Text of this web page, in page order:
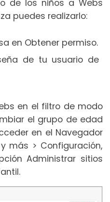
de los niños a Webs
puedes realizarlo:
en Obtener permiso.
de tu usuario de
en el filtro de modo
el grupo de edad
en el Navegador
más > Configuración,
Administrar sitios